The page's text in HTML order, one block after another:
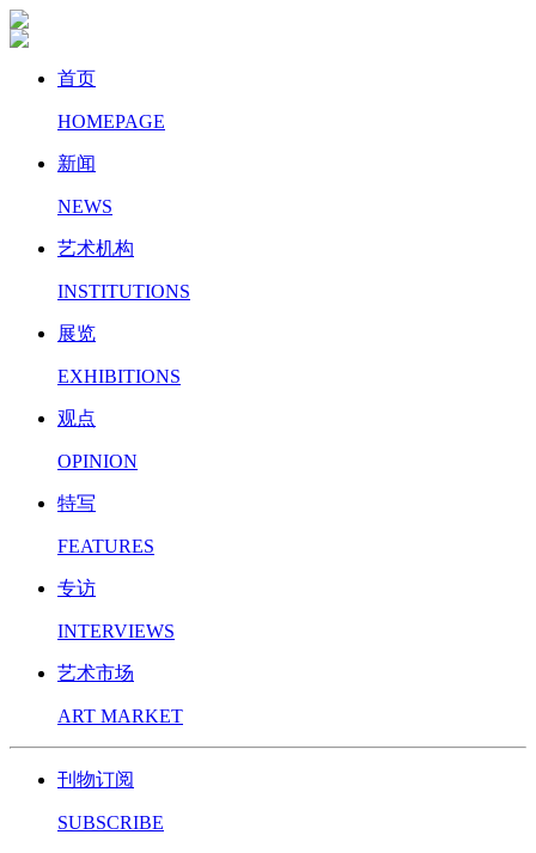
首页
HOMEPAGE
新闻
NEWS
艺术机构
INSTITUTIONS
展览
EXHIBITIONS
观点
OPINION
特写
FEATURES
专访
INTERVIEWS
艺术市场
ART MARKET
刊物订阅
SUBSCRIBE